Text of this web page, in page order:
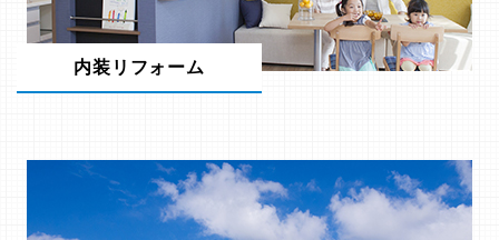
内装リフォーム